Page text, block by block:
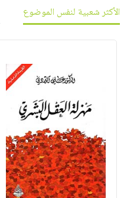
انشر
الأكثر شعبية لنفس الموضوع